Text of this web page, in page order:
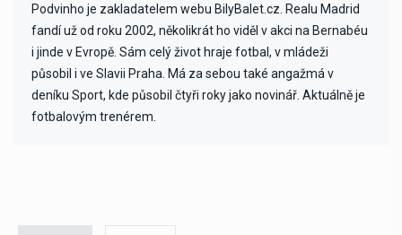
Podvinho je zakladatelem webu BilyBalet.cz. Realu Madrid
fandí už od roku 2002, několikrát ho viděl v akci na Bernabéu
i jinde v Evropě. Sám celý život hraje fotbal, v mládeži
působil i ve Slavii Praha. Má za sebou také angažmá v
deníku Sport, kde působil čtyři roky jako novinář. Aktuálně je
fotbalovým trenérem.